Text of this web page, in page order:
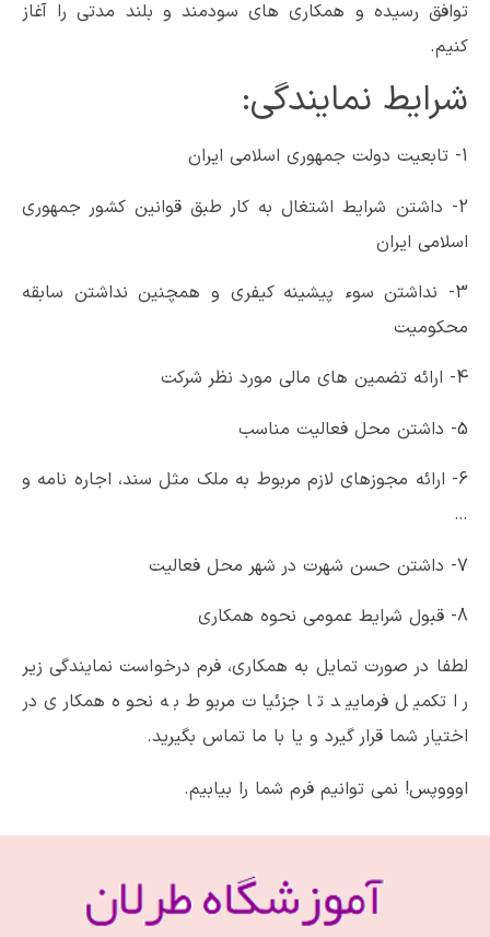
توافق رسیده و همکاری های سودمند و بلند مدتی را آغاز
کنیم.
شرایط نمایندگی:
2- داشتن شرایط اشتغال به کار طبق قوانین کشور جمهوری
اسلامی ایران
3- نداشتن سوء پیشینه کیفری و همچنین نداشتن سابقه
محکومیت
6- ارائه مجوزهای لازم مربوط به ملک مثل سند، اجاره نامه و
لطفا در صورت تمایل به همکاری، فرم درخواست نمایندگی زیر
را تکمیل فرمایید تا جزئیات مربوط به نحوه همکاری در
اختیار شما قرار گیرد و یا با ما تماس بگیرید.
اوووپس! نمی توانیم فرم شما را بیابیم.